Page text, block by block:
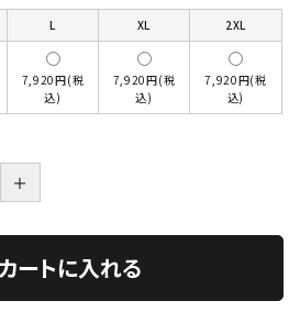
L XL 2XL
7,920円(税
込)
7,920円(税
込)
7,920円(税
込)
＋
カートに入れる